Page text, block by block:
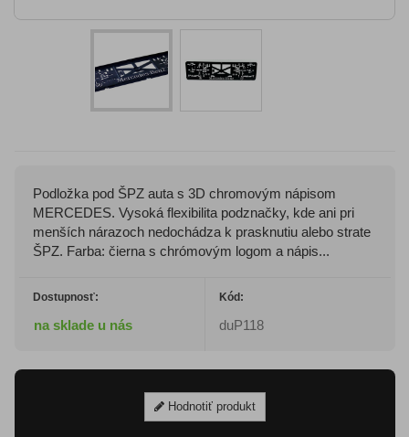
Podložka pod ŠPZ auta s 3D chromovým nápisom
MERCEDES. Vysoká flexibilita podznačky, kde ani pri
menších nárazoch nedochádza k prasknutiu alebo strate
ŠPZ. Farba: čierna s chrómovým logom a nápis...
Dostupnosť:
na sklade u nás
Kód:
duP118
Hodnotiť produkt